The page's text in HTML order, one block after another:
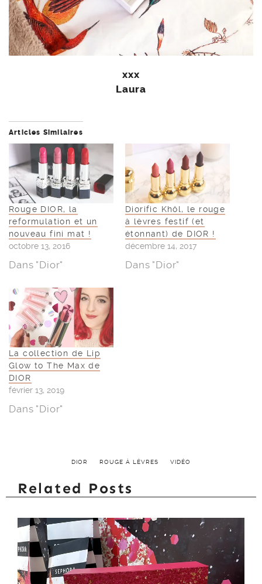
xxx
Laura
Articles Similaires
Rouge DIOR, la
reformulation et un
nouveau fini mat !
octobre 13, 2016
Dans "Dior"
Diorific Khôl, le rouge
à lèvres festif (et
étonnant) de DIOR !
décembre 14, 2017
Dans "Dior"
La collection de Lip
Glow to The Max de
DIOR
février 13, 2019
Dans "Dior"
DIOR ROUGE À LÈVRES VIDÉO
Related Posts